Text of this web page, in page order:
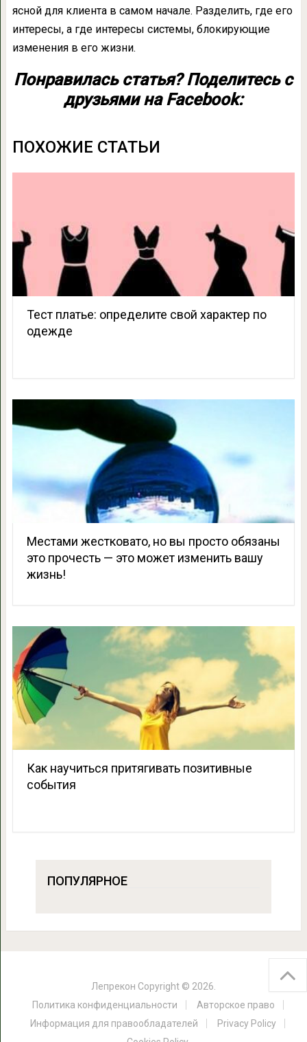
ясной для клиента в самом начале. Разделить, где его
интересы, а где интересы системы, блокирующие
изменения в его жизни.
Понравилась статья? Поделитесь с
друзьями на Facebook:
ПОХОЖИЕ СТАТЬИ
Тест платье: определите свой характер по
одежде
Местами жестковато, но вы просто обязаны
это прочесть — это может изменить вашу
жизнь!
Как научиться притягивать позитивные
события
ПОПУЛЯРНОЕ
Лепрекон Copyright © 2026.
Политика конфиденциальности
Авторское право
Информация для правообладателей
Privacy Policy